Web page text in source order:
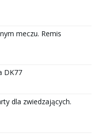
meczu. Remis
DK77
dla zwiedzających.